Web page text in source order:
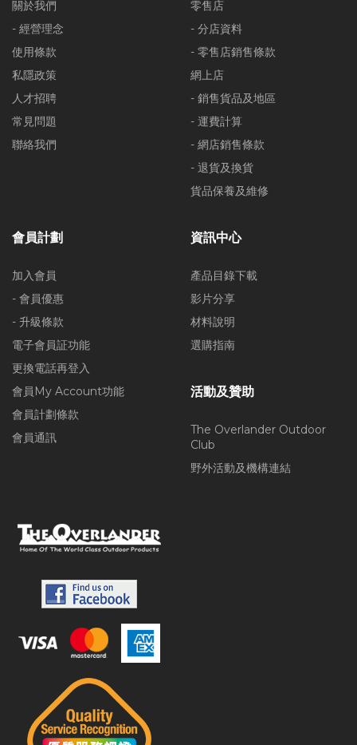
關於我們
- 經營理念
使用條款
私隱政策
人才招聘
常見問題
聯絡我們
零售店
- 分店資料
- 零售店銷售條款
網上店
- 銷售貨品及地區
- 運費計算
- 網店銷售條款
- 退貨及換貨
貨品保養及維修
會員計劃
加入會員
- 會員優惠
- 升級條款
電子會員証功能
更換電話再登入
會員My Account功能
會員計劃條款
會員通訊
資訊中心
產品目錄下載
影片分享
材料說明
選購指南
活動及贊助
The Overlander Outdoor
Club
野外活動及機構連結